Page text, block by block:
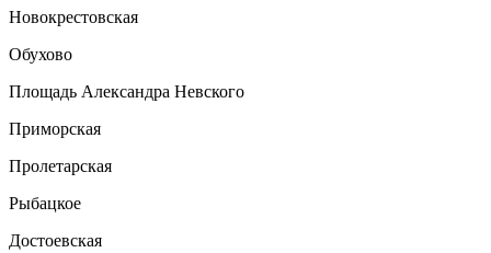
Новокрестовская
Обухово
Площадь Александра Невского
Приморская
Пролетарская
Рыбацкое
Достоевская